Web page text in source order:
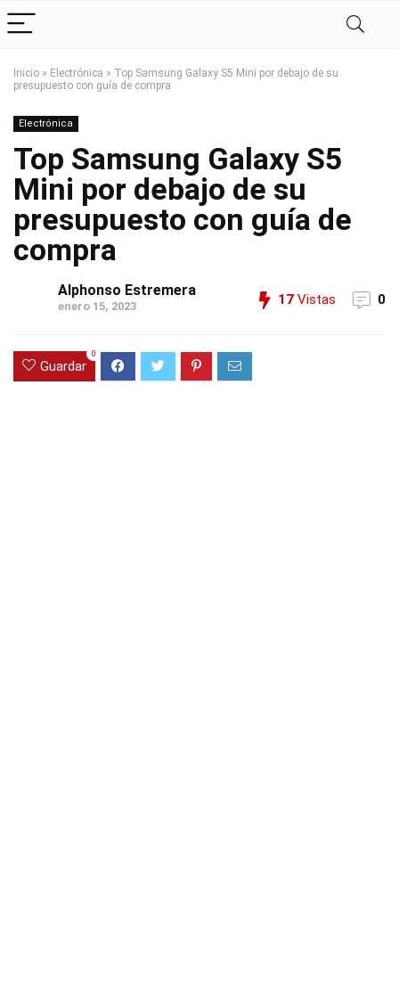
Inicio » Electrónica » Top Samsung Galaxy S5 Mini por debajo de su
presupuesto con guía de compra
Electrónica
Top Samsung Galaxy S5
Mini por debajo de su
presupuesto con guía de
compra
Alphonso Estremera
enero 15, 2023 17 Vistas 0
Guardar
0